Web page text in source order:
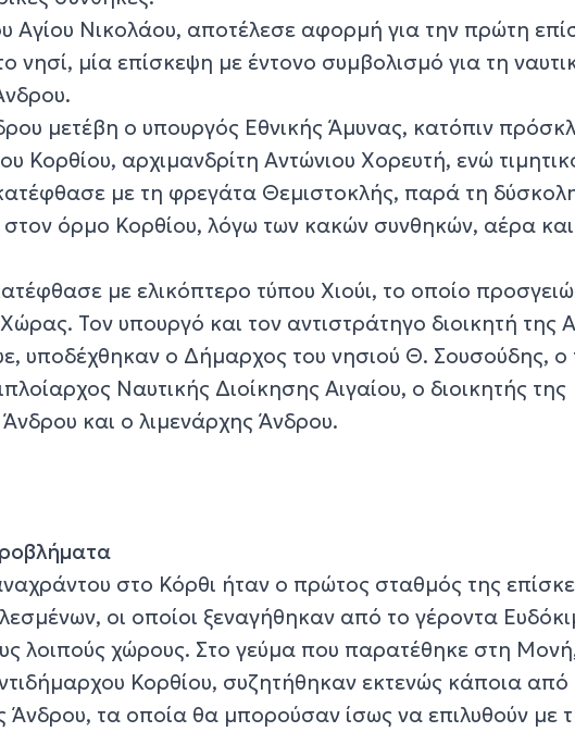
Αγίου Νικολάου, αποτέλεσε αφορμή για την πρώτη
νησί, μία επίσκεψη με έντονο συμβολισμό για τη
μετέβη ο υπουργός Εθνικής Άμυνας, κατόπιν
Κορθίου, αρχιμανδρίτη Αντώνιου Χορευτή, ενώ
με τη φρεγάτα Θεμιστοκλής, παρά τη
στον όρμο Κορθίου, λόγω των κακών συνθηκών, αέρα και
με ελικόπτερο τύπου Χιούι, το οποίο
Τον υπουργό και τον αντιστράτηγο διοικητή της
υποδέχθηκαν ο Δήμαρχος του νησιού Θ. Σουσούδης,
Ναυτικής Διοίκησης Αιγαίου, ο διοικητής της
και ο λιμενάρχης Άνδρου.
στο Κόρθι ήταν ο πρώτος σταθμός της
οι οποίοι ξεναγήθηκαν από το γέροντα
λοιπούς χώρους. Στο γεύμα που παρατέθηκε στη
Κορθίου, συζητήθηκαν εκτενώς κάποια από
Άνδρου, τα οποία θα μπορούσαν ίσως να επιλυθούν με